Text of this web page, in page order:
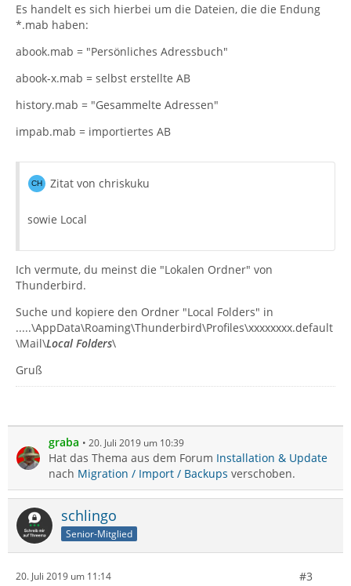
Es handelt es sich hierbei um die Dateien, die die Endung
*.mab haben:
abook.mab = "Persönliches Adressbuch"
abook-x.mab = selbst erstellte AB
history.mab = "Gesammelte Adressen"
impab.mab = importiertes AB
Zitat von chriskuku
sowie Local
Ich vermute, du meinst die "Lokalen Ordner" von
Thunderbird.
Suche und kopiere den Ordner "Local Folders" in
.....\AppData\Roaming\Thunderbird\Profiles\xxxxxxxx.default
\Mail\Local Folders\
Gruß
graba 20. Juli 2019 um 10:39
Hat das Thema aus dem Forum Installation & Update
nach Migration / Import / Backups verschoben.
schlingo
Senior-Mitglied
20. Juli 2019 um 11:14 #3